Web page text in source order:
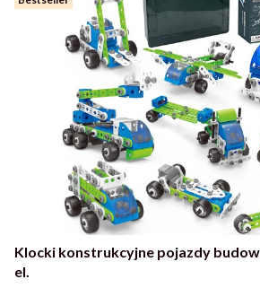
Klocki konstrukcyjne pojazdy
el.